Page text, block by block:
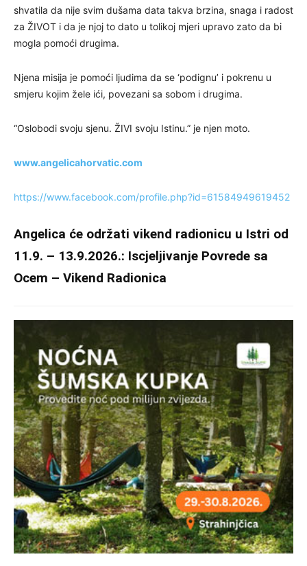
shvatila da nije svim dušama data takva brzina, snaga i radost
za ŽIVOT i da je njoj to dato u tolikoj mjeri upravo zato da bi
mogla pomoći drugima.
Njena misija je pomoći ljudima da se ‘podignu’ i pokrenu u
smjeru kojim žele ići, povezani sa sobom i drugima.
“Oslobodi svoju sjenu. ŽIVI svoju Istinu.” je njen moto.
www.angelicahorvatic.com
https://www.facebook.com/profile.php?id=61584949619452
Angelica će održati vikend radionicu u Istri od
11.9. – 13.9.2026.: Iscjeljivanje Povrede sa
Ocem – Vikend Radionica